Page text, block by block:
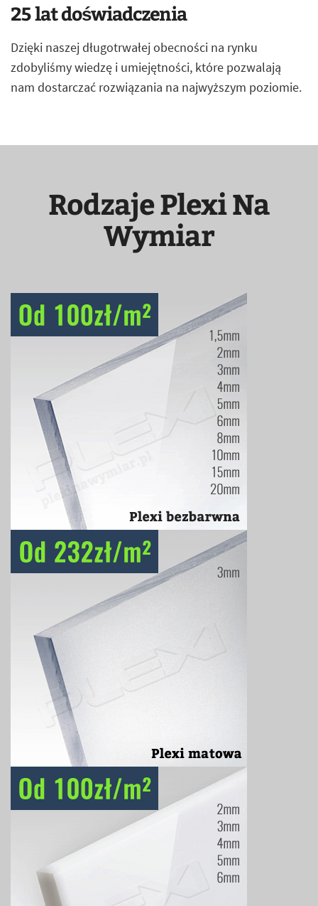
25 lat doświadczenia
Dzięki naszej długotrwałej obecności na rynku
zdobyliśmy wiedzę i umiejętności, które pozwalają
nam dostarczać rozwiązania na najwyższym poziomie.
Rodzaje Plexi Na
Wymiar